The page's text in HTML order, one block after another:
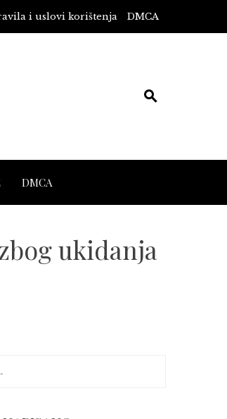
i uslovi korištenja DMCA
DMCA
ukidanja